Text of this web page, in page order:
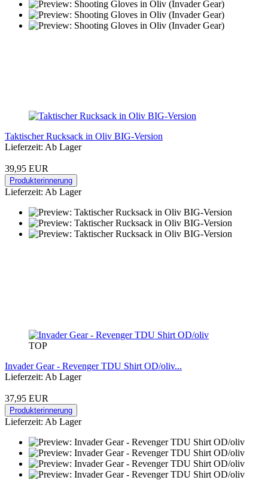
Taktischer Rucksack in Oliv BIG-Version
Lieferzeit: Ab Lager
39,95 EUR
Produkterinnerung
Lieferzeit: Ab Lager
TOP
Invader Gear - Revenger TDU Shirt OD/oliv...
Lieferzeit: Ab Lager
37,95 EUR
Produkterinnerung
Lieferzeit: Ab Lager